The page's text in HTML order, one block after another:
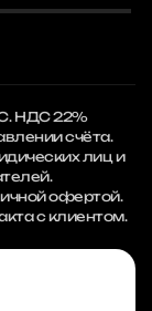
НДС 22%
счёта.
лиц и
офертой.
с клиентом.